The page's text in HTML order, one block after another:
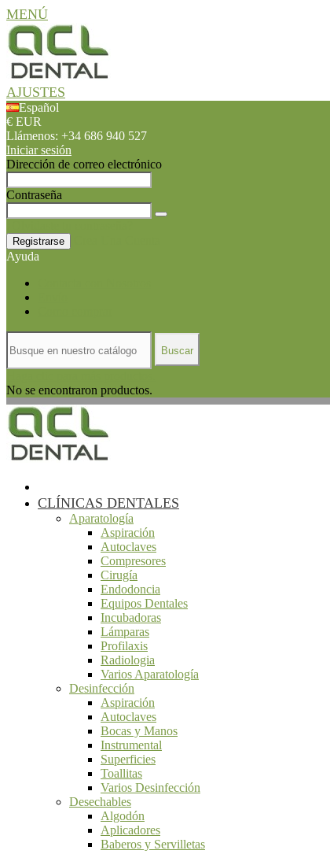
MENÚ
AJUSTES
Español
€ EUR
Llámenos: +34 686 940 527
Iniciar sesión
Dirección de correo electrónico
Contraseña
Registrarse
Ayuda
Buscar
No se encontraron productos.
CLÍNICAS DENTALES
Aparatología
Aspiración
Autoclaves
Compresores
Cirugía
Endodoncia
Equipos Dentales
Incubadoras
Lámparas
Profilaxis
Radiologia
Varios Aparatología
Desinfección
Aspiración
Autoclaves
Bocas y Manos
Instrumental
Superficies
Toallitas
Varios Desinfección
Desechables
Algodón
Aplicadores
Baberos y Servilletas